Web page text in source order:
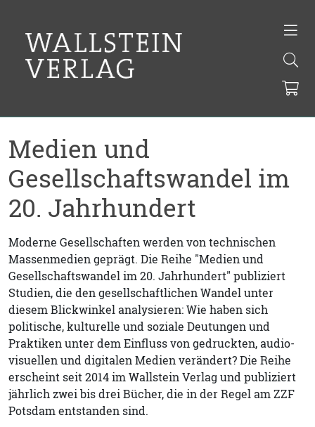
Medien und
Gesellschaftswandel im
20. Jahrhundert
Moderne Gesellschaften werden von technischen
Massenmedien geprägt. Die Reihe "Medien und
Gesellschaftswandel im 20. Jahrhundert" publiziert
Studien, die den gesellschaftlichen Wandel unter
diesem Blickwinkel analysieren: Wie haben sich
politische, kulturelle und soziale Deutungen und
Praktiken unter dem Einfluss von gedruckten, audio-
visuellen und digitalen Medien verändert? Die Reihe
erscheint seit 2014 im Wallstein Verlag und publiziert
jährlich zwei bis drei Bücher, die in der Regel am ZZF
Potsdam entstanden sind.